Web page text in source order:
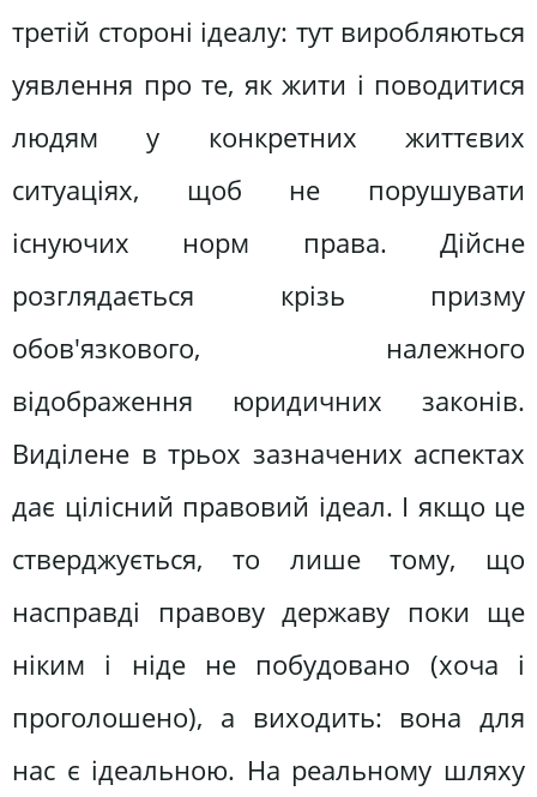
третій стороні ідеалу: тут виробляються
уявлення про те, як жити і поводитися
людям у конкретних життєвих
ситуаціях, щоб не порушувати
існуючих норм права. Дійсне
розглядається крізь призму
обов'язкового, належного
відображення юридичних законів.
Виділене в трьох зазначених аспектах
дає цілісний правовий ідеал. І якщо це
стверджується, то лише тому, що
насправді правову державу поки ще
ніким і ніде не побудовано (хоча і
проголошено), а виходить: вона для
нас є ідеальною. На реальному шляху